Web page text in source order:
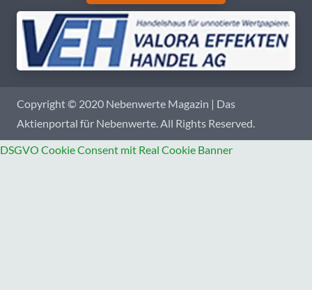
Copyright © 2020 Nebenwerte Magazin | Das
Aktienportal für Nebenwerte. All Rights Reserved.
DSGVO Cookie Consent mit Real Cookie Banner